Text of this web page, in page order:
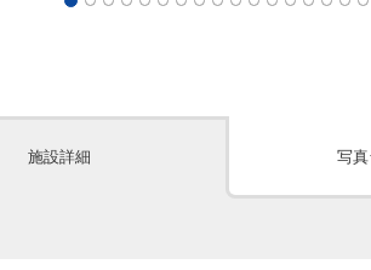
施設詳細 写真